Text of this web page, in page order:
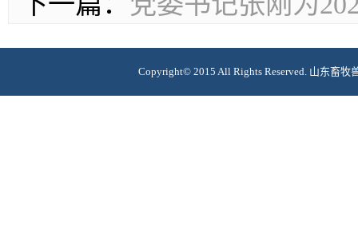
Copyright© 2015 All Rights Reserved. 山东畜